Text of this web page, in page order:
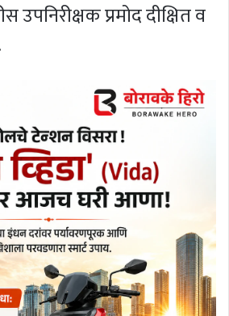
उपनिरीक्षक प्रमोद दीक्षित व